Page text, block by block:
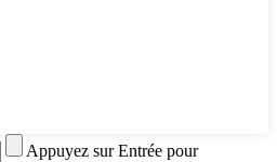
Appuyez sur Entrée pour